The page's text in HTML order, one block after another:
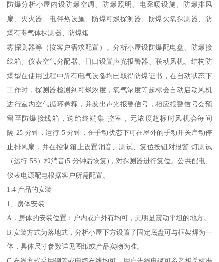
防爆分析小屋内设防爆空调、防爆照明、电采暖设施、防爆排风
扇、灭火器、电伴热设施、防爆可燃探测器、防爆欠氧探测器、防
爆有毒气体探测器、防爆烟
雾探测器等（按客户需求配置）。分析小屋设防爆配电盘、防爆接
线箱、仪表空气分配器、门口设置声光报警器、联动风机。结构防
爆型在使用过程中所有电气设备均已取得防爆证书，在自动状态下
工作时，探测器检测到可燃浓度，氧气浓度等超标会自动启动风机
进行室内空气循环稀释，并发出声光报警信号，相应报警信号会预
留至防爆接线箱，送给终端集 控室，无浓度超标时风机会每间
隔 25 分钟，运行 5 分钟，在手动状态下可在屋外的手动开关启动停
止排风扇，并在控制箱上设置消音、测试、复位按钮对报警 灯测试
（运行 5S）和消音(5 分钟后恢复)，对探测器进行复位。公共配电、
仪表电源配电根据客户所需配置。
1.4 产品的安装
1、房体安装
A．房体的安装位置：户内或户外有均可，无明显震动平坦的地方。
B.安装方式为落地式，分析小屋下方设置了固定底盘可与框架焊为一
体，具体尺寸参数详见图纸或产品实物为准。